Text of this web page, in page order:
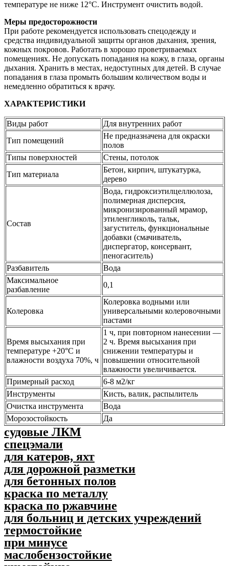
температуре не ниже 12°С. Инструмент очистить водой.
Меры предосторожности
При работе рекомендуется использовать спецодежду и
средства индивидуальной защиты органов дыхания, зрения,
кожных покровов. Работать в хорошо проветриваемых
помещениях. Не допускать попадания на кожу, в глаза, органы
дыхания. Хранить в местах, недоступных для детей. В случае
попадания в глаза промыть большим количеством воды и
немедленно обратиться к врачу.
ХАРАКТЕРИСТИКИ
Виды работ
Для внутренних работ
Тип помещений
Не предназначена для окраски
полов
Типы поверхностей
Стены, потолок
Тип материала
Бетон, кирпич, штукатурка,
дерево
Состав
Вода, гидроксиэтилцеллюлоза,
полимерная дисперсия,
микронизированный мрамор,
этиленгликоль, тальк,
загуститель, функциональные
добавки (смачиватель,
диспергатор, консервант,
пеногаситель)
Разбавитель
Вода
Максимальное
разбавление
0,1
Колеровка
Колеровка водными или
универсальными колеровочными
пастами
Время высыхания при
температуре +20°С и
влажности воздуха 70%, ч
1 ч, при повторном нанесении —
2 ч. Время высыхания при
снижении температуры и
повышении относительной
влажности увеличивается.
Примерный расход
6-8 м2/кг
Инструменты
Кисть, валик, распылитель
Очистка инструмента
Вода
Морозостойкость
Да
судовые ЛКМ
спецэмали
для катеров, яхт
для дорожной разметки
для бетонных полов
краска по металлу
краска по ржавчине
для больниц и детских учреждений
термостойкие
при минусе
маслобензостойкие